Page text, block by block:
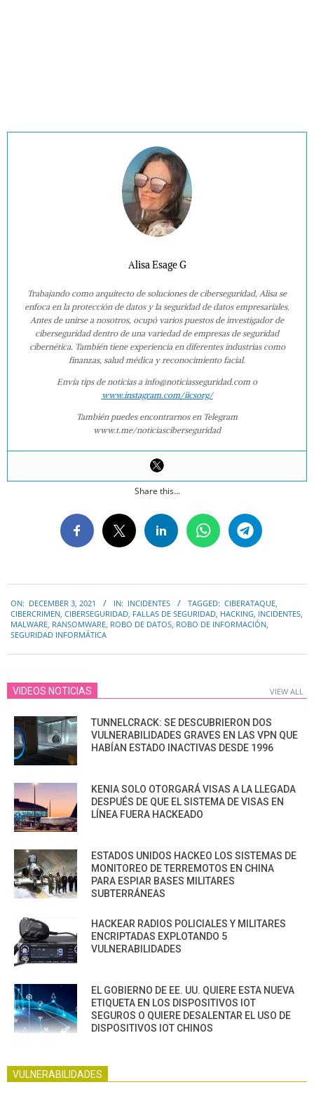
Alisa Esage G
Trabajando como arquitecto de soluciones de ciberseguridad, Alisa se
enfoca en la protección de datos y la seguridad de datos empresariales.
Antes de unirse a nosotros, ocupó varios puestos de investigador de
ciberseguridad dentro de una variedad de empresas de seguridad
cibernética. También tiene experiencia en diferentes industrias como
finanzas, salud médica y reconocimiento facial.
Envía tips de noticias a info@noticiasseguridad.com o
www.instagram.com/iicsorg/
También puedes encontrarnos en Telegram
www.t.me/noticiasciberseguridad
Share this...
12-
03
ON: DECEMBER 3, 2021 IN: INCIDENTES TAGGED: CIBERATAQUE,
CIBERCRIMEN, CIBERSEGURIDAD, FALLAS DE SEGURIDAD, HACKING, INCIDENTES,
MALWARE, RANSOMWARE, ROBO DE DATOS, ROBO DE INFORMACIÓN,
SEGURIDAD INFORMÁTICA
VIDEOS NOTICIAS VIEW ALL
TUNNELCRACK: SE DESCUBRIERON DOS
VULNERABILIDADES GRAVES EN LAS VPN QUE
HABÍAN ESTADO INACTIVAS DESDE 1996
KENIA SOLO OTORGARÁ VISAS A LA LLEGADA
DESPUÉS DE QUE EL SISTEMA DE VISAS EN
LÍNEA FUERA HACKEADO
ESTADOS UNIDOS HACKEO LOS SISTEMAS DE
MONITOREO DE TERREMOTOS EN CHINA
PARA ESPIAR BASES MILITARES
SUBTERRÁNEAS
HACKEAR RADIOS POLICIALES Y MILITARES
ENCRIPTADAS EXPLOTANDO 5
VULNERABILIDADES
EL GOBIERNO DE EE. UU. QUIERE ESTA NUEVA
ETIQUETA EN LOS DISPOSITIVOS IOT
SEGUROS O QUIERE DESALENTAR EL USO DE
DISPOSITIVOS IOT CHINOS
VULNERABILIDADES